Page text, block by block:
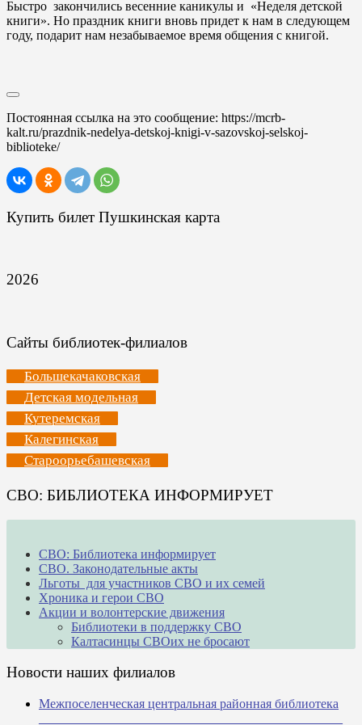
Быстро закончились весенние каникулы и «Неделя детской
книги». Но праздник книги вновь придет к нам в следующем
году, подарит нам незабываемое время общения с книгой.
Постоянная ссылка на это сообщение: https://mcrb-
kalt.ru/prazdnik-nedelya-detskoj-knigi-v-sazovskoj-selskoj-
biblioteke/
Купить билет Пушкинская карта
2026
Сайты библиотек-филиалов
Большекачаковская
Детская модельная
Кутеремская
Калегинская
Староорьебашевская
СВО: БИБЛИОТЕКА ИНФОРМИРУЕТ
СВО: Библиотека информирует
СВО. Законодательные акты
Льготы для участников СВО и их семей
Хроника и герои СВО
Акции и волонтерские движения
Библиотеки в поддержку СВО
Калтасинцы СВОих не бросают
Новости наших филиалов
Межпоселенческая центральная районная библиотека